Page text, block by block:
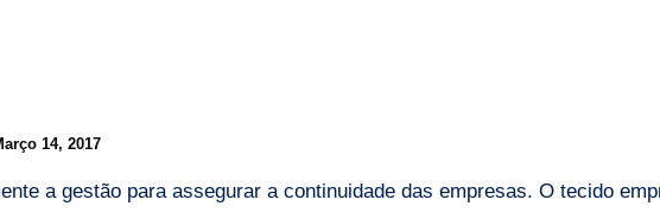
14, 2017
a gestão para assegurar a continuidade das empresas. O tecido